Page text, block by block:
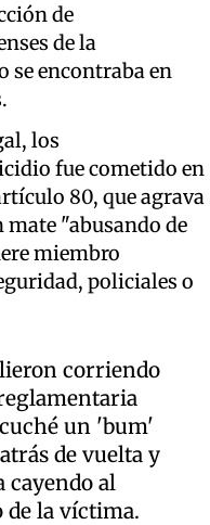
de
de la
se encontraba en
los
fue cometido en
80, que agrava
"abusando de
miembro
policiales o
corriendo
un 'bum'
de vuelta y
cayendo al
de la víctima.